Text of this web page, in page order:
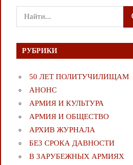
Поиск
для:
РУБРИКИ
50 ЛЕТ ПОЛИТУЧИЛИЩАМ
АНОНС
АРМИЯ И КУЛЬТУРА
АРМИЯ И ОБЩЕСТВО
АРХИВ ЖУРНАЛА
БЕЗ СРОКА ДАВНОСТИ
В ЗАРУБЕЖНЫХ АРМИЯХ